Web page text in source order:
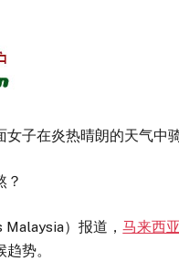
女子在炎热晴朗的天气中
）报道，马来西
势。